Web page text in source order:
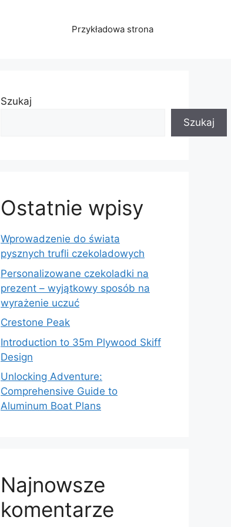
Przykładowa strona
Szukaj
Szukaj
Ostatnie wpisy
Wprowadzenie do świata
pysznych trufli czekoladowych
Personalizowane czekoladki na
prezent – wyjątkowy sposób na
wyrażenie uczuć
Crestone Peak
Introduction to 35m Plywood Skiff
Design
Unlocking Adventure:
Comprehensive Guide to
Aluminum Boat Plans
Najnowsze
komentarze